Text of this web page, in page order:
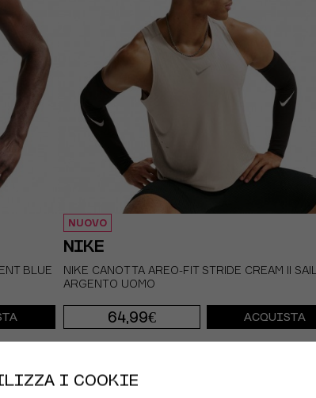
BLUE
NUOVO
NIKE
NIKE CANOTTA AREO-FIT STRIDE CREAM II SAIL
ARGENTO UOMO
64,99€
S M L XL
ACQUISTA
I COOKIE